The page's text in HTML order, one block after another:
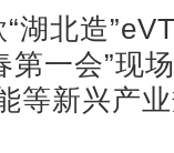
北造
第一会”现
等新兴产